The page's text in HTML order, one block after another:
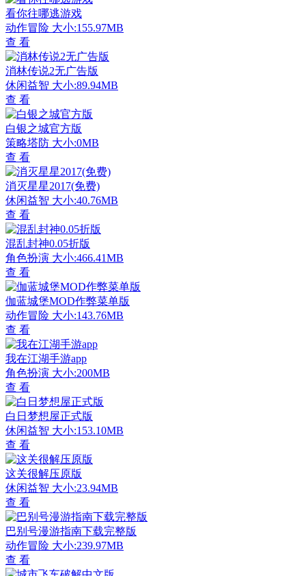
看你往哪逃游戏
动作冒险 大小:155.97MB
查 看
消林传说2无广告版
休闲益智 大小:89.94MB
查 看
白银之城官方版
策略塔防 大小:0MB
查 看
消灭星星2017(免费)
休闲益智 大小:40.76MB
查 看
混乱封神0.05折版
角色扮演 大小:466.41MB
查 看
伽蓝城堡MOD作弊菜单版
动作冒险 大小:143.76MB
查 看
我在江湖手游app
角色扮演 大小:200MB
查 看
白日梦想屋正式版
休闲益智 大小:153.10MB
查 看
这关很解压原版
休闲益智 大小:23.94MB
查 看
巴别号漫游指南下载完整版
动作冒险 大小:239.97MB
查 看